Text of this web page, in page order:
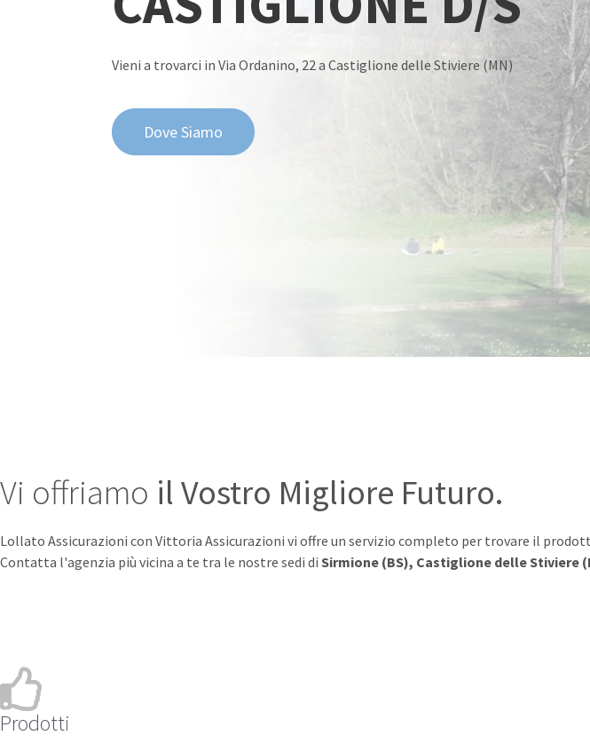
Vieni a trovarci in Via Ordanino, 22 a Castiglione delle Stiviere (MN)
Dove Siamo
Vi offriamo il Vostro Migliore Futuro.
Lollato Assicurazioni con Vittoria Assicurazioni vi offre un servizio completo per trovare il
Contatta l'agenzia più vicina a te tra le nostre sedi di Sirmione (BS), Castiglione delle Stiviere
Prodotti